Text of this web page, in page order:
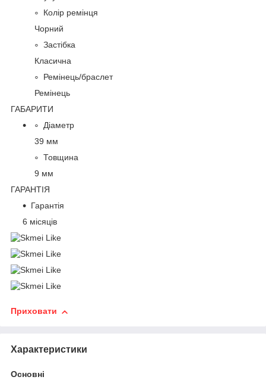
Колір ремінця
Чорний
Застібка
Класична
Ремінець/браслет
Ремінець
ГАБАРИТИ
Діаметр
39 мм
Товщина
9 мм
ГАРАНТІЯ
Гарантія
6 місяців
Приховати
Характеристики
Основні